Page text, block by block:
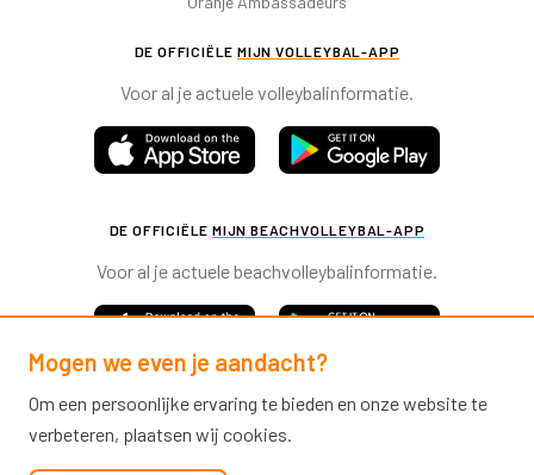
DE OFFICIËLE MIJN VOLLEYBAL-APP
Voor al je actuele volleybalinformatie.
DE OFFICIËLE MIJN BEACHVOLLEYBAL-APP
Voor al je actuele beachvolleybalinformatie.
Mogen we even je aandacht?
Om een persoonlijke ervaring te bieden en onze website te
verbeteren, plaatsen wij cookies.